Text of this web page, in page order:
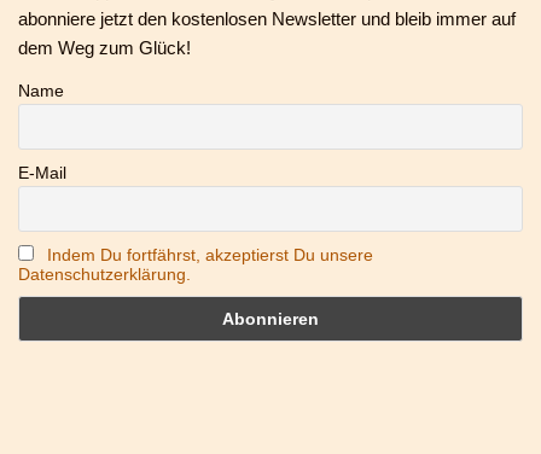
abonniere jetzt den kostenlosen Newsletter und bleib immer auf
dem Weg zum Glück!
Name
E-Mail
Indem Du fortfährst, akzeptierst Du unsere
Datenschutzerklärung.